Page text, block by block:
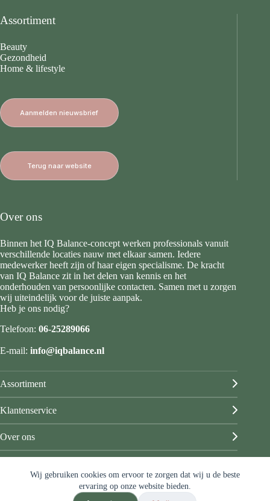
Wij gebruiken cookies om ervoor te zorgen dat wij u de beste
ervaring op onze website bieden.
Assortiment
Beauty
Gezondheid
Home & lifestyle
Aanmelden nieuwsbrief
Terug naar website
Over ons
Binnen het IQ Balance-concept werken professionals vanuit
verschillende locaties nauw met elkaar samen. Iedere
medewerker heeft zijn of haar eigen specialisme. De kracht
van IQ Balance zit in het delen van kennis en het
onderhouden van persoonlijke contacten. Samen met u zorgen
wij uiteindelijk voor de juiste aanpak.
Heb je ons nodig?
Telefoon: 06-25289066
E-mail: info@iqbalance.nl
Assortiment
Klantenservice
Over ons
© IQ Balance
Algemene voorwaarden